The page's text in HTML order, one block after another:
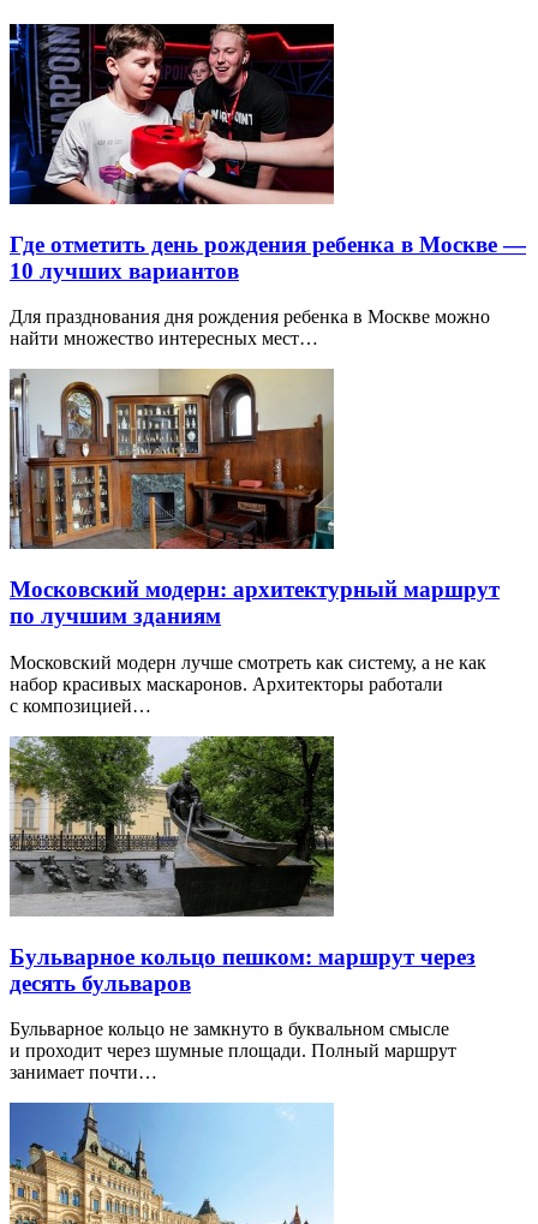
Где отметить день рождения ребенка в Москве —
10 лучших вариантов
Для празднования дня рождения ребенка в Москве можно
найти множество интересных мест…
Московский модерн: архитектурный маршрут
по лучшим зданиям
Московский модерн лучше смотреть как систему, а не как
набор красивых маскаронов. Архитекторы работали
с композицией…
Бульварное кольцо пешком: маршрут через
десять бульваров
Бульварное кольцо не замкнуто в буквальном смысле
и проходит через шумные площади. Полный маршрут
занимает почти…